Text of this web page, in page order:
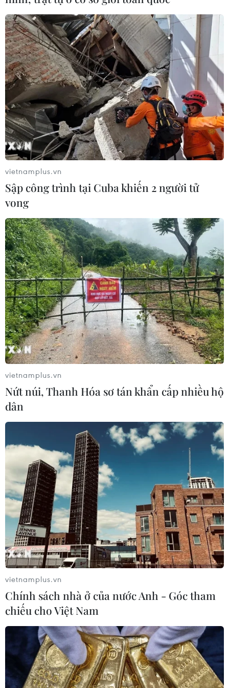
vietnamplus.vn
Sập công trình tại Cuba khiến 2 người tử
vong
vietnamplus.vn
Nứt núi, Thanh Hóa sơ tán khẩn cấp nhiều hộ
dân
vietnamplus.vn
Chính sách nhà ở của nước Anh - Góc tham
chiếu cho Việt Nam